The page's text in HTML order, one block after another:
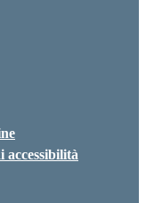
accessibilità